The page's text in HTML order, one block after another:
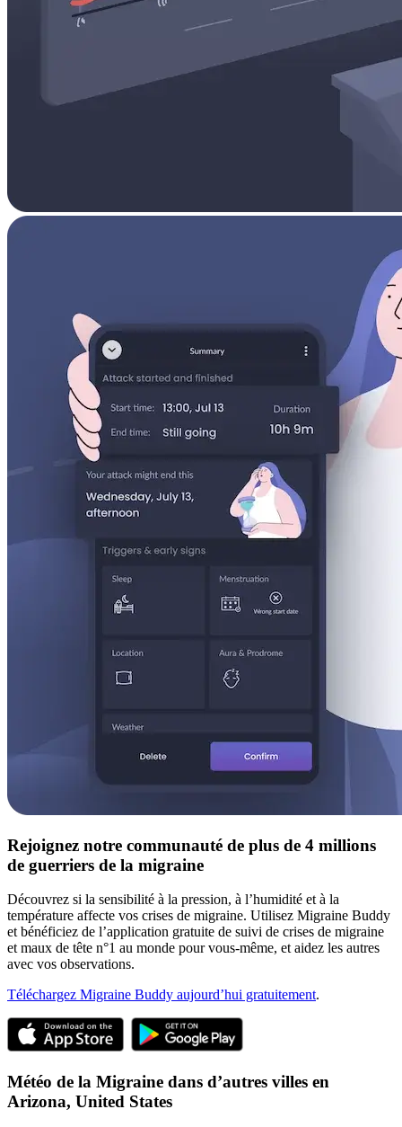
Rejoignez notre communauté de plus de 4 millions
de guerriers de la migraine
Découvrez si la sensibilité à la pression, à l’humidité et à la
température affecte vos crises de migraine. Utilisez Migraine Buddy
et bénéficiez de l’application gratuite de suivi de crises de migraine
et maux de tête n°1 au monde pour vous-même, et aidez les autres
avec vos observations.
Téléchargez Migraine Buddy aujourd’hui gratuitement.
Météo de la Migraine dans d’autres villes en
Arizona, United States